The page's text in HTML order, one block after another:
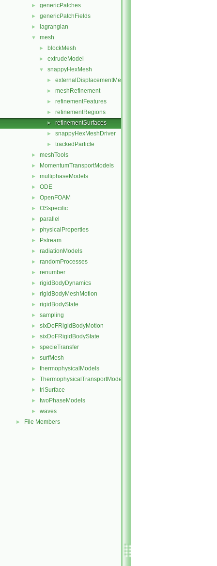
► genericPatches
► genericPatchFields
► lagrangian
▼ mesh
► blockMesh
► extrudeModel
▼ snappyHexMesh
► externalDisplacementMeshMover
► meshRefinement
► refinementFeatures
► refinementRegions
► refinementSurfaces
► snappyHexMeshDriver
► trackedParticle
► meshTools
► MomentumTransportModels
► multiphaseModels
► ODE
► OpenFOAM
► OSspecific
► parallel
► physicalProperties
► Pstream
► radiationModels
► randomProcesses
► renumber
► rigidBodyDynamics
► rigidBodyMeshMotion
► rigidBodyState
► sampling
► sixDoFRigidBodyMotion
► sixDoFRigidBodyState
► specieTransfer
► surfMesh
► thermophysicalModels
► ThermophysicalTransportModels
► triSurface
► twoPhaseModels
► waves
► File Members